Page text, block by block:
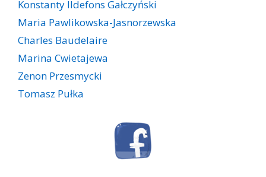
Konstanty Ildefons Gałczyński
Maria Pawlikowska-Jasnorzewska
Charles Baudelaire
Marina Cwietajewa
Zenon Przesmycki
Tomasz Pułka